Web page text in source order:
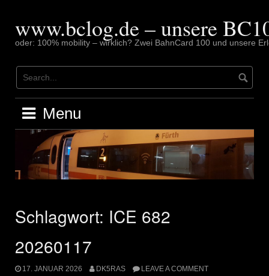
contentwww.bclog.de – unsere
oder: 100% mobility – wirklich? Zwei BahnCard 100 und unsere
Menu
Schlagwort: ICE 682
20260117
17. JANUAR 2026 DK5RAS LEAVE A COMMENT